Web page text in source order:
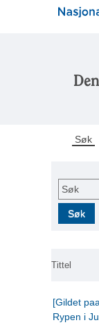
Søk
Søk
Søk
Tittel
[Gildet
Rypen i